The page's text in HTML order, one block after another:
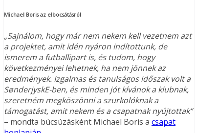
Michael Boris az elbocsátásról
„Sajnálom, hogy már nem nekem kell vezetnem azt
a projektet, amit idén nyáron indítottunk, de
ismerem a futballipart is, és tudom, hogy
következményei lehetnek, ha nem jönnek az
eredmények. Izgalmas és tanulságos időszak volt a
SønderjyskE-ben, és minden jót kívánok a klubnak,
szeretném megköszönni a szurkolóknak a
támogatást, amit nekem és a csapatnak nyújtottak”
– mondta búcsúzásként Michael Boris a csapat